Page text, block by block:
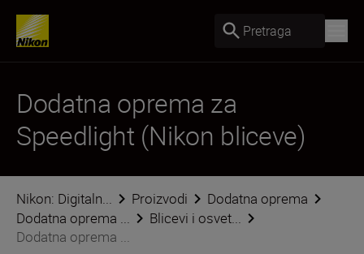
Pretraga
Dodatna oprema za
Speedlight (Nikon bliceve)
Nikon: Digitaln... Proizvodi
Dodatna oprema
Dodatna oprema ...
Blicevi i osvet...
Dodatna oprema ...